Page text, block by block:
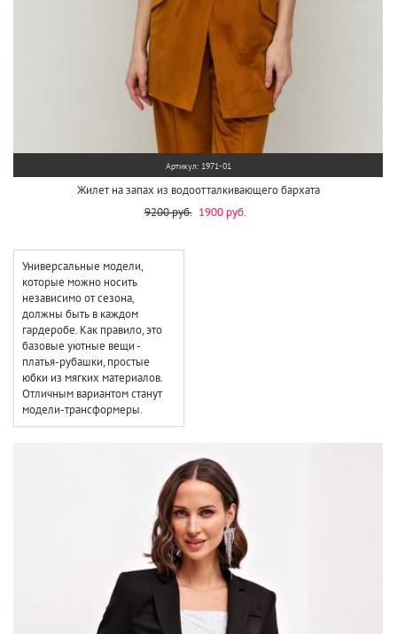
Артикул: 1971-01
Жилет на запах из водоотталкивающего бархата
9200 руб. 1900 руб.
Универсальные модели,
которые можно носить
независимо от сезона,
должны быть в каждом
гардеробе. Как правило, это
базовые уютные вещи -
платья-рубашки, простые
юбки из мягких материалов.
Отличным вариантом станут
модели-трансформеры.